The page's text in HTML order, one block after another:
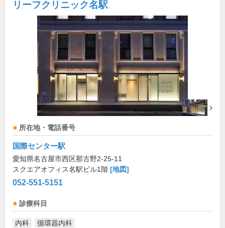
リーフクリニック名駅
所在地・電話番号
国際センター駅
愛知県名古屋市西区那古野2-25-11
スクエアオフィス名駅ビル1階 [地図]
052-551-5151
診療科目
内科 循環器内科